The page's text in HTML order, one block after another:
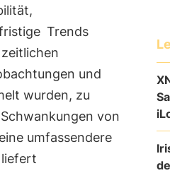
Trends
und
wurden, zu
von
umfassendere